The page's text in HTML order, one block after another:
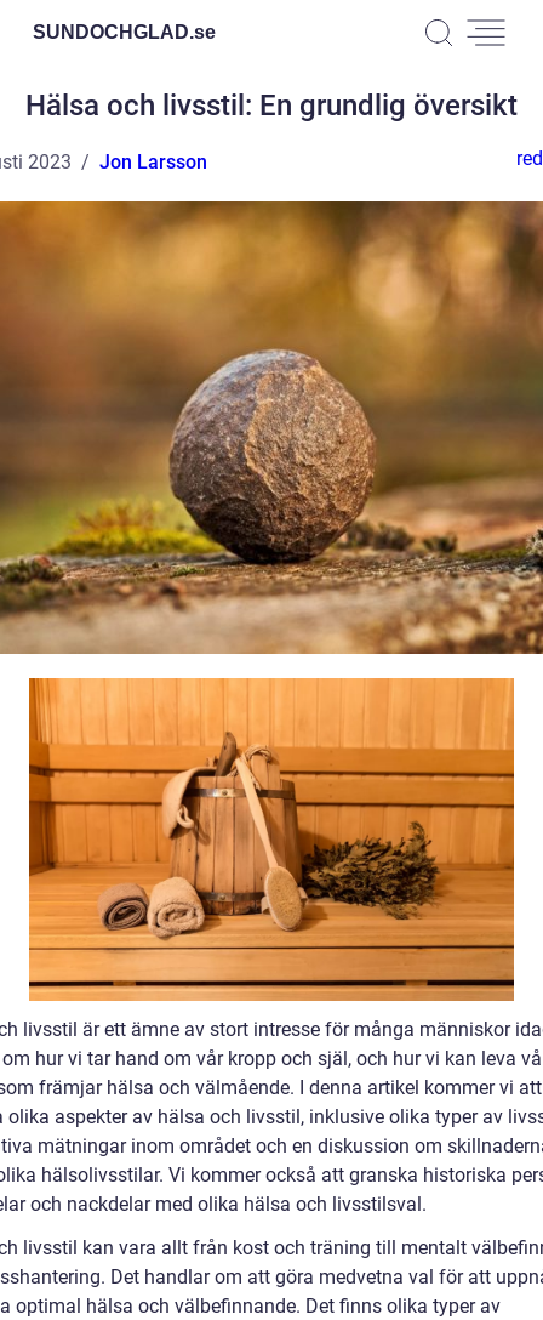
SUNDOCHGLAD.se
Hälsa och livsstil: En grundlig översikt
2023 Jon Larsson
livsstil är ett ämne av stort intresse för många människor
hur vi tar hand om vår kropp och själ, och hur vi kan leva
främjar hälsa och välmående. I denna artikel kommer vi att
olika aspekter av hälsa och livsstil, inklusive olika typer av
mätningar inom området och en diskussion om
hälsolivsstilar. Vi kommer också att granska historiska
och nackdelar med olika hälsa och livsstilsval.
livsstil kan vara allt från kost och träning till mentalt
Det handlar om att göra medvetna val för att
optimal hälsa och välbefinnande. Det finns olika typer av